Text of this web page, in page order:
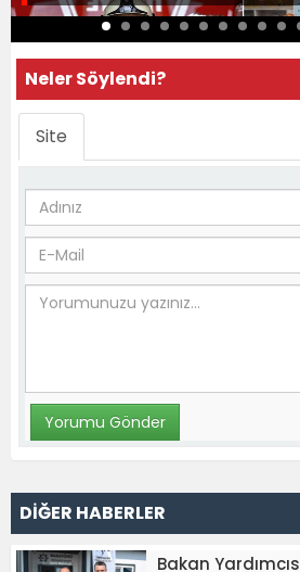
Neler Söylendi?
Site
DİĞER HABERLER
Bakan